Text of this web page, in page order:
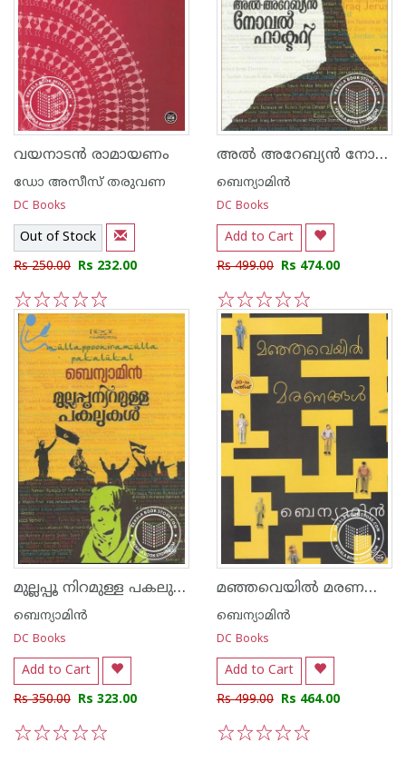
വയനാടന്‍ രാമായണം
ഡോ അസീസ്‌ തരുവണ
DC Books
Out of Stock
Rs 250.00 Rs 232.00
5
4
3
2
1
അല്‍ അറേബ്യ‌ന്‍ നോവല്‍ഫാക്ടറി
ബെന്യാമിന്‍
DC Books
Add to Cart
Rs 499.00 Rs 474.00
5
4
3
2
1
മുല്ലപ്പൂ നിറമുള്ള പകലുകള്‍
ബെന്യാമിന്‍
DC Books
Add to Cart
Rs 350.00 Rs 323.00
മഞ്ഞവെയില്‍ മരണങ്ങള്‍
ബെന്യാമിന്‍
DC Books
Add to Cart
Rs 499.00 Rs 464.00